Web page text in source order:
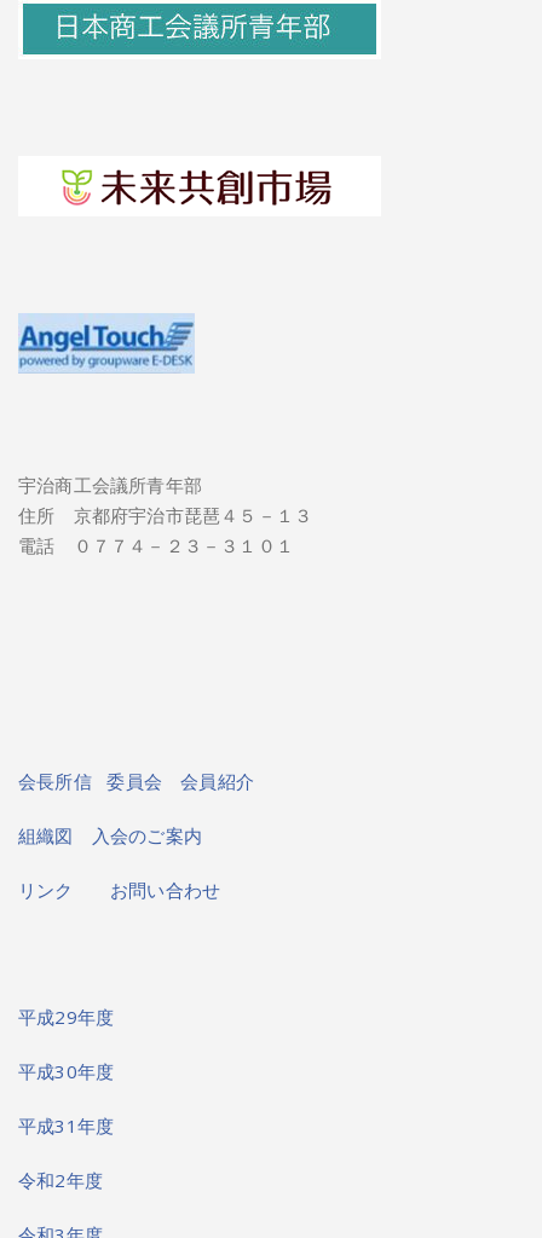
宇治商工会議所青年部
住所 京都府宇治市琵琶４５－１３
電話 ０７７４－２３－３１０１
会長所信 委員会会員紹介
組織図 入会のご案内
リンク お問い合わせ
平成29年度
平成30年度
平成31年度
令和2年度